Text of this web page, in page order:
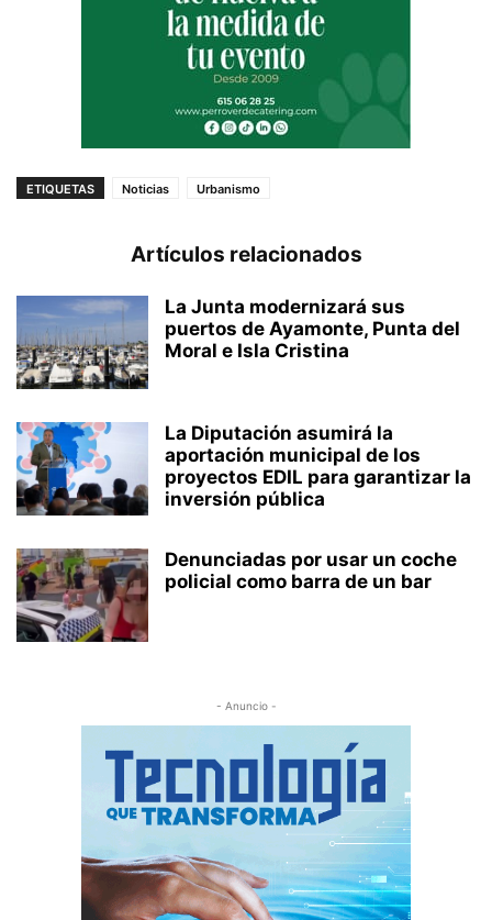
ETIQUETAS Noticias Urbanismo
Artículos relacionados
La Junta modernizará sus
puertos de Ayamonte, Punta del
Moral e Isla Cristina
La Diputación asumirá la
aportación municipal de los
proyectos EDIL para garantizar la
inversión pública
Denunciadas por usar un coche
policial como barra de un bar
- Anuncio -